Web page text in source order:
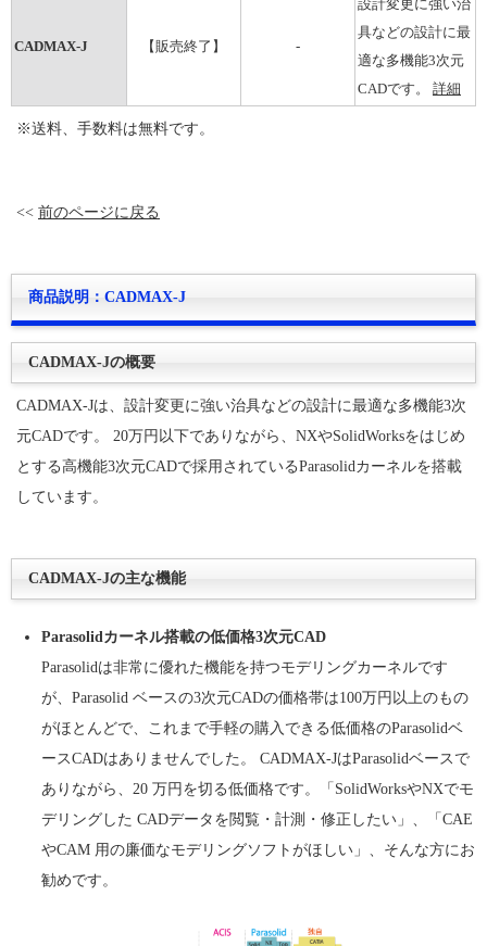
CADMAX-J 【販売終了】 -
設計変更に強い治
具などの設計に最
適な多機能3次元
CADです。 詳細
※送料、手数料は無料です。
<< 前のページに戻る
商品説明：CADMAX-J
CADMAX-Jの概要
CADMAX-Jは、設計変更に強い治具などの設計に最適な多機能3次
元CADです。 20万円以下でありながら、NXやSolidWorksをはじめ
とする高機能3次元CADで採用されているParasolidカーネルを搭載
しています。
CADMAX-Jの主な機能
Parasolidカーネル搭載の低価格3次元CAD
Parasolidは非常に優れた機能を持つモデリングカーネルです
が、Parasolid ベースの3次元CADの価格帯は100万円以上のもの
がほとんどで、これまで手軽の購入できる低価格のParasolidベ
ースCADはありませんでした。 CADMAX-JはParasolidベースで
ありながら、20 万円を切る低価格です。「SolidWorksやNXでモ
デリングした CADデータを閲覧・計測・修正したい」、「CAE
やCAM 用の廉価なモデリングソフトがほしい」、そんな方にお
勧めです。